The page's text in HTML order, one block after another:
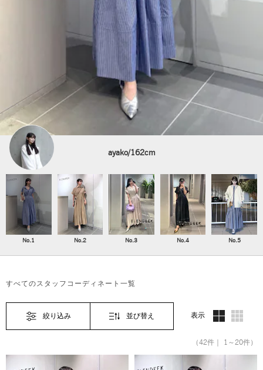
ayako/162cm
No.1 No.2 No.3 No.4 No.5
すべてのスタッフコーディネート一覧
絞り込み 並び替え 表示
（42件｜ 1～20件）